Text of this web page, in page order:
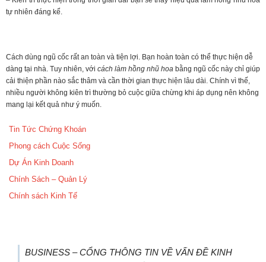
tự nhiên đáng kể.
Cách dùng ngũ cốc rất an toàn và tiện lợi. Bạn hoàn toàn có thể thực hiện dễ
dàng tại nhà. Tuy nhiên, với cách làm hồng nhũ hoa bằng ngũ cốc này chỉ giúp
cải thiện phần nào sắc thâm và cần thời gian thực hiện lâu dài. Chính vì thế,
nhiều người không kiên trì thường bỏ cuộc giữa chừng khi áp dụng nên không
mang lại kết quả như ý muốn.
Tin Tức Chứng Khoán
Phong cách Cuộc Sống
Dự Án Kinh Doanh
Chính Sách – Quản Lý
Chính sách Kinh Tế
BUSINESS – CỔNG THÔNG TIN VỀ VẤN ĐỀ KINH